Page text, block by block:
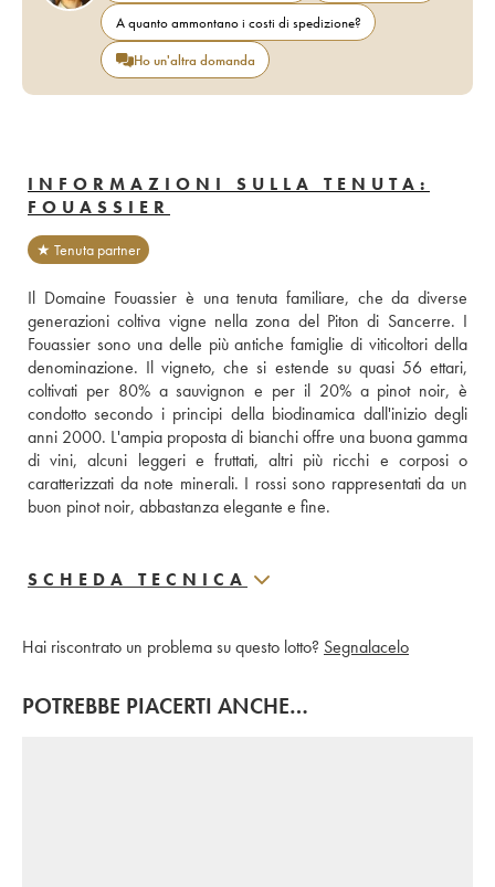
A quanto ammontano i costi di spedizione?
Ho un'altra domanda
INFORMAZIONI SULLA TENUTA:
FOUASSIER
★ Tenuta partner
Il Domaine Fouassier è una tenuta familiare, che da diverse
generazioni coltiva vigne nella zona del Piton di Sancerre. I
Fouassier sono una delle più antiche famiglie di viticoltori della
denominazione. Il vigneto, che si estende su quasi 56 ettari,
coltivati per 80% a sauvignon e per il 20% a pinot noir, è
condotto secondo i principi della biodinamica dall'inizio degli
anni 2000. L'ampia proposta di bianchi offre una buona gamma
di vini, alcuni leggeri e fruttati, altri più ricchi e corposi o
caratterizzati da note minerali. I rossi sono rappresentati da un
buon pinot noir, abbastanza elegante e fine.
SCHEDA TECNICA
Hai riscontrato un problema su questo lotto? Segnalacelo
POTREBBE PIACERTI ANCHE…